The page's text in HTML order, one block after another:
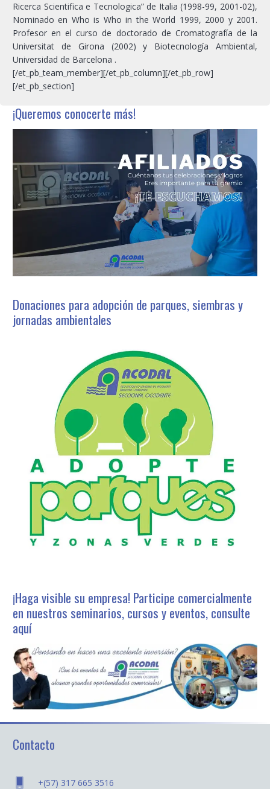
Ricerca Scientifica e Tecnologica” de Italia (1998-99, 2001-02),
Nominado en Who is Who in the World 1999, 2000 y 2001.
Profesor en el curso de doctorado de Cromatografía de la
Universitat de Girona (2002) y Biotecnología Ambiental,
Universidad de Barcelona .
[/et_pb_team_member][/et_pb_column][/et_pb_row]
[/et_pb_section]
¡Queremos conocerte más!
Donaciones para adopción de parques, siembras y
jornadas ambientales
¡Haga visible su empresa! Participe comercialmente
en nuestros seminarios, cursos y eventos, consulte
aquí
Contacto
+(57) 317 665 3516